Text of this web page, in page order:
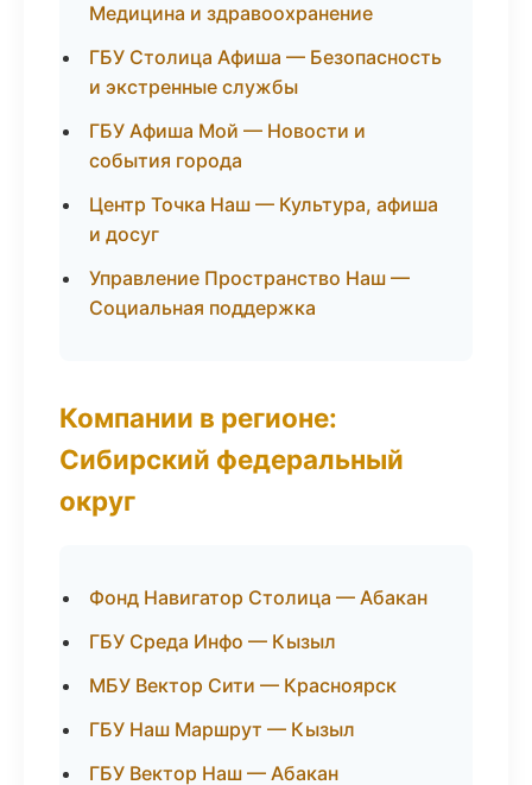
Медицина и здравоохранение
ГБУ Столица Афиша — Безопасность
и экстренные службы
ГБУ Афиша Мой — Новости и
события города
Центр Точка Наш — Культура, афиша
и досуг
Управление Пространство Наш —
Социальная поддержка
Компании в регионе:
Сибирский федеральный
округ
Фонд Навигатор Столица — Абакан
ГБУ Среда Инфо — Кызыл
МБУ Вектор Сити — Красноярск
ГБУ Наш Маршрут — Кызыл
ГБУ Вектор Наш — Абакан